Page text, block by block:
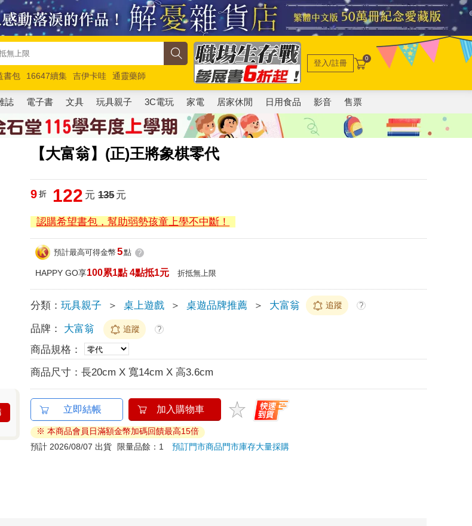
書包 16647續集 吉伊卡哇
通靈藥師
克 玩具總動員5 超慢跑
登入/註冊 0
誌 電子書 文具 玩具親子 3C電玩 家電 居家休閒 日用食品 影音 售票
【大富翁】(正)王將象棋零代
9 折 122 元 135元
認購希望書包，幫助弱勢孩童上學不中斷！
預計最高可得金幣 5點 ?
HAPPY GO享100累1點 4點抵1元 折抵無上限
分類：玩具親子 ＞ 桌上遊戲 ＞ 桌遊品牌推薦 ＞ 大富翁 追蹤 ?
品牌： 大富翁 追蹤 ?
商品規格：
商品尺寸：長20cm X 寬14cm X 高3.6cm
立即結帳 加入購物車
※ 本商品會員日滿額金幣加碼回饋最高15倍
預計 2026/08/07 出貨
限量品餘：1預訂門市商品門市庫存大量採購